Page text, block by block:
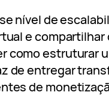
nível de
e
como estruturar
de entregar
de